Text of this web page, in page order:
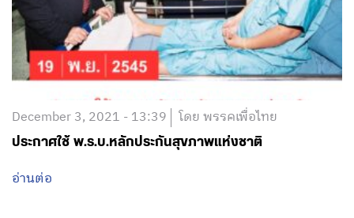
December 3, 2021 - 13:39 โดย พรรคเพื่อไทย
ประกาศใช้ พ.ร.บ.หลักประกันสุขภาพแห่งชาติ
อ่านต่อ